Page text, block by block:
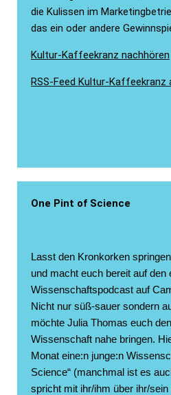
die Kulissen im
das ein oder andere
Kultur-Kaffeekranz nachhören
RSS-Feed Kultur-Kaffeekranz
One Pint of Science
Lasst den Kronkorken
und macht euch bereit auf den
Wissenschaftspodcast auf
Nicht nur süß-sauer sondern
möchte Julia Thomas euch
Wissenschaft nahe bringen.
Monat eine:n junge:n
Science“ (manchmal ist es
spricht mit ihr/ihm über ihr/